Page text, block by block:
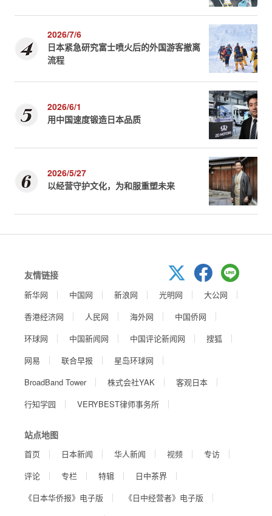
2026/7/6
日本紧急研究富士喷火后的外国游客撤离
流程
2026/6/1
用中国速度锻造日本品质
2026/5/27
以经营守护文化，为和服重塑未来
友情链接
新华网 中国网 新浪网 光明网
大公网
香港经济网
人民网 海外网
中国侨网
环球网
中国新闻网 中国评论新闻网
搜狐
网易
联合早报
星岛环球网
BroadBand Tower
株式会社YAK
客观日本
行知学园
VERYBEST律师事务所
站点地图
首页 日本新闻 华人新闻 视频
专访
评论
专栏 特辑
日中茶界
《日本华侨报》电子版
《日中经营者》电子版